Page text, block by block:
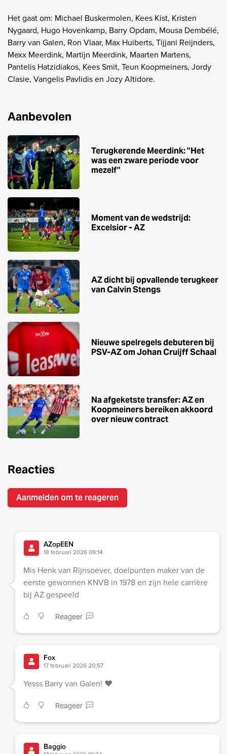
Het gaat om: Michael Buskermolen, Kees Kist, Kristen
Nygaard, Hugo Hovenkamp, Barry Opdam, Mousa Dembélé,
Barry van Galen, Ron Vlaar, Max Huiberts, Tijjani Reijnders,
Mexx Meerdink, Martijn Meerdink, Maarten Martens,
Pantelis Hatzidiakos, Kees Smit, Teun Koopmeiners, Jordy
Clasie, Vangelis Pavlidis en Jozy Altidore.
Aanbevolen
Terugkerende Meerdink: "Het
was een zware periode voor
mezelf"
Moment van de wedstrijd:
Excelsior - AZ
AZ dicht bij opvallende terugkeer
van Calvin Stengs
Nieuwe spelregels debuteren bij
PSV-AZ om Johan Cruijff Schaal
Na afgeketste transfer: AZ en
Koopmeiners bereiken akkoord
over nieuw contract
Reacties
Aanmelden om te reageren
AZopEEN
18 februari 2026 09:14
Mis Henk van Rijnsoever, doelpunten maker van de
eerste gewonnen KNVB in 1978 en zijn hele carrière
bij AZ gespeeld
Reageer
Fox
17 februari 2026 20:57
Yesss Barry van Galen! ❤️
Reageer
Baggio